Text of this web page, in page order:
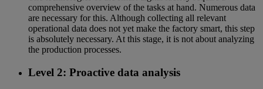
comprehensive overview of the tasks at hand. Numerous data
are necessary for this. Although collecting all relevant
operational data does not yet make the factory smart, this step
is absolutely necessary. At this stage, it is not about analyzing
the production processes.
Level 2: Proactive data analysis